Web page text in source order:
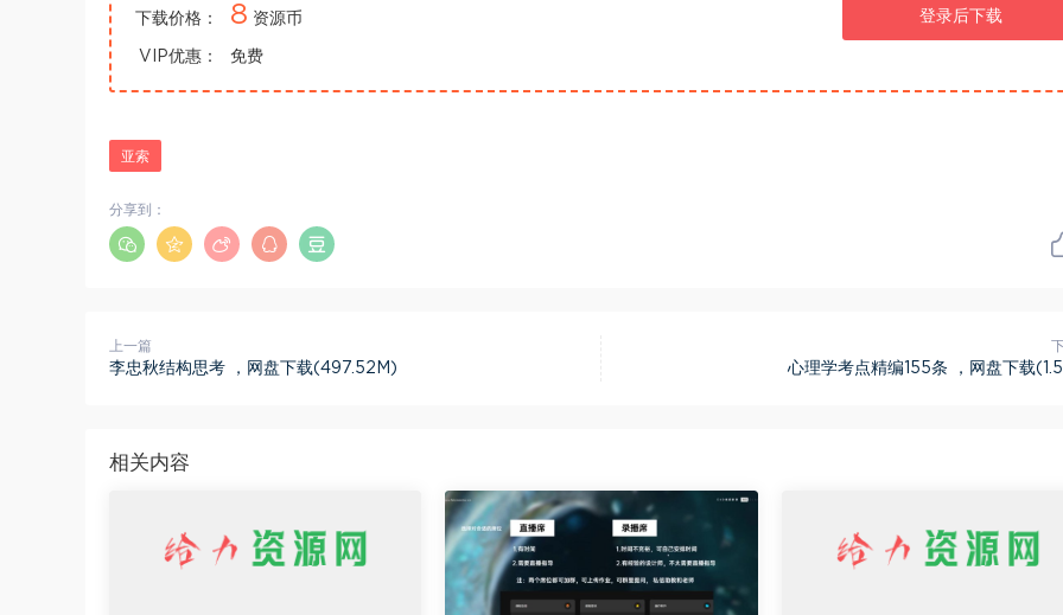
下载价格： 8 资源币
VIP优惠： 免费
登录后下载
亚索
分享到：
上一篇
李忠秋结构思考 ，网盘下载(497.52M) 心理学考点精编155条 ，网盘下载
相关内容